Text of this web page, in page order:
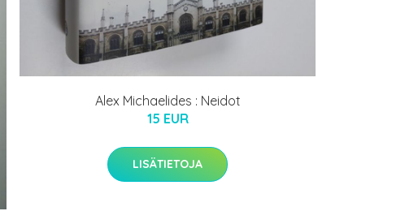
Alex Michaelides : Neidot
15 EUR
LISÄTIETOJA